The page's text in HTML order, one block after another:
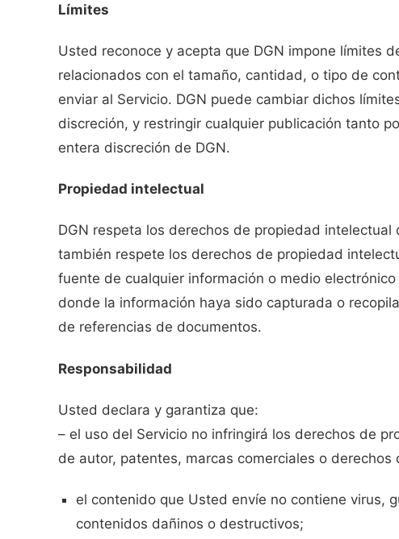
Límites
Usted reconoce y acepta que DGN impone límites
relacionados con el tamaño, cantidad, o tipo de
enviar al Servicio. DGN puede cambiar dichos
discreción, y restringir cualquier publicación tanto
entera discreción de DGN.
Propiedad intelectual
DGN respeta los derechos de propiedad
también respete los derechos de propiedad
fuente de cualquier información o medio
donde la información haya sido capturada o
de referencias de documentos.
Responsabilidad
Usted declara y garantiza que:
– el uso del Servicio no infringirá los derechos de
de autor, patentes, marcas comerciales o
el contenido que Usted envíe no contiene virus,
contenidos dañinos o destructivos;